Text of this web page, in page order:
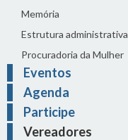
Memória
Estrutura administrativa
Procuradoria da Mulher
Eventos
Agenda
Participe
Vereadores